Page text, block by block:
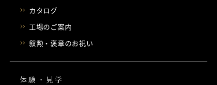
カタログ
工場のご案内
叙勲・褒章のお祝い
体験・見学